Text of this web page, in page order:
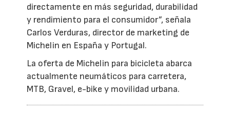
directamente en más seguridad, durabilidad
y rendimiento para el consumidor”, señala
Carlos Verduras, director de marketing de
Michelin en España y Portugal.
La oferta de Michelin para bicicleta abarca
actualmente neumáticos para carretera,
MTB, Gravel, e-bike y movilidad urbana.